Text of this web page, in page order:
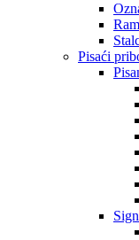
Pisaći